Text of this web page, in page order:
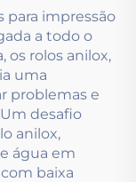
para impressão
a todo o
os rolos anilox,
uma
problemas e
desafio
anilox,
água em
baixa